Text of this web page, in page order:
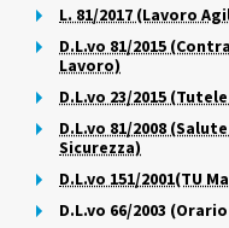
L. 81/2017 (Lavoro
D.L.vo 81/2015
Lavoro)
D.L.vo 23/2015
D.L.vo 81/2008
Sicurezza)
D.L.vo 151/2001(TU
D.L.vo 66/2003